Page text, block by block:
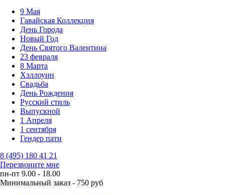
9 Мая
Гавайская Коллекция
День Города
Новый Год
День Святого Валентина
23 февраля
8 Марта
Хэллоуин
Свадьба
День Рождения
Русский стиль
Выпускной
1 Апреля
1 сентября
Гендер пати
8 (495) 180 41 21
Перезвоните мне
пн-пт 9.00 - 18.00
Минимальный заказ - 750 руб